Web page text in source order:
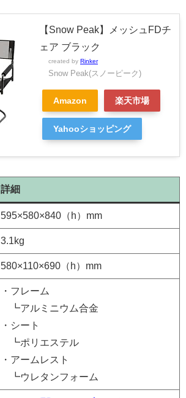
【Snow Peak】メッシュFDチ
ェア ブラック
created by Rinker
Snow Peak(スノーピーク)
Amazon 楽天市場
Yahooショッピング
詳細
595×580×840（h）mm
3.1kg
580×110×690（h）mm
・フレーム
┗アルミニウム合金
・シート
┗ポリエステル
・アームレスト
┗ウレタンフォーム